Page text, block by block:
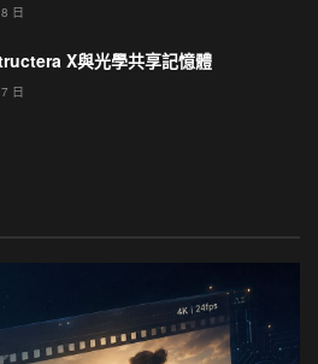
日
X與光學共享記憶體
日